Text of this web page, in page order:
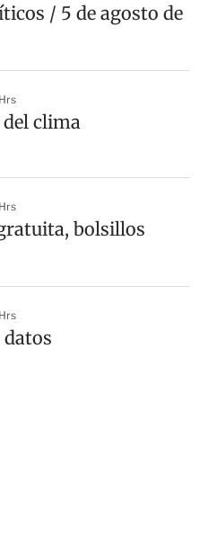
/ 5 de agosto de
clima
bolsillos
datos